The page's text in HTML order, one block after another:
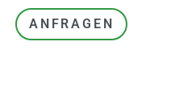
ANFRAGEN